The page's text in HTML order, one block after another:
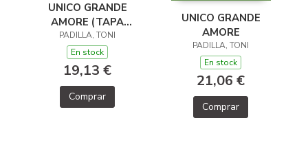
UNICO GRANDE
AMORE (TAPA
BLANDA)
PADILLA, TONI
En stock
19,13 €
Comprar
UNICO GRANDE
AMORE
PADILLA, TONI
En stock
21,06 €
Comprar